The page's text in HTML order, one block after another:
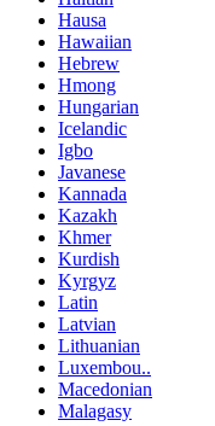
Hausa
Hawaiian
Hebrew
Hmong
Hungarian
Icelandic
Igbo
Javanese
Kannada
Kazakh
Khmer
Kurdish
Kyrgyz
Latin
Latvian
Lithuanian
Luxembou..
Macedonian
Malagasy